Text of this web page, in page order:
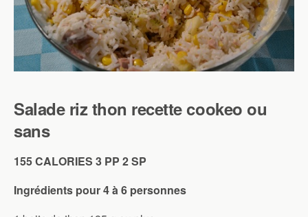
Salade riz thon recette cookeo ou
sans
155 CALORIES 3 PP 2 SP
Ingrédients pour 4 à 6 personnes